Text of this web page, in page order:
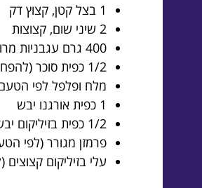
1 בצל קטן, קצוץ דק
2 שיני שום, קצוצות
400 גרם עגבניות מרוסקות (קופסה או תוצרת בית)
1/2 כפית סוכר (להפחתת החמיצות)
מלח ופלפל לפי
1 כפית אורגנו יבש
1/2 כפית בזיליקום יבש
פרמזן מגורר (לפי
עלי בזיליקום קצוצים